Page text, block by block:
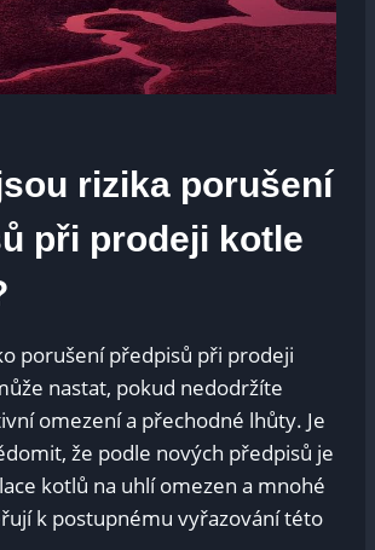
rizika porušení
při prodeji ⁣kotle
porušení předpisů‍ při prodeji
nastat, pokud nedodržíte
omezení a⁢ přechodné lhůty. Je
‍že podle nových předpisů‌ je
kotlů‍ na uhlí omezen a⁣ mnohé
k postupnému vyřazování této